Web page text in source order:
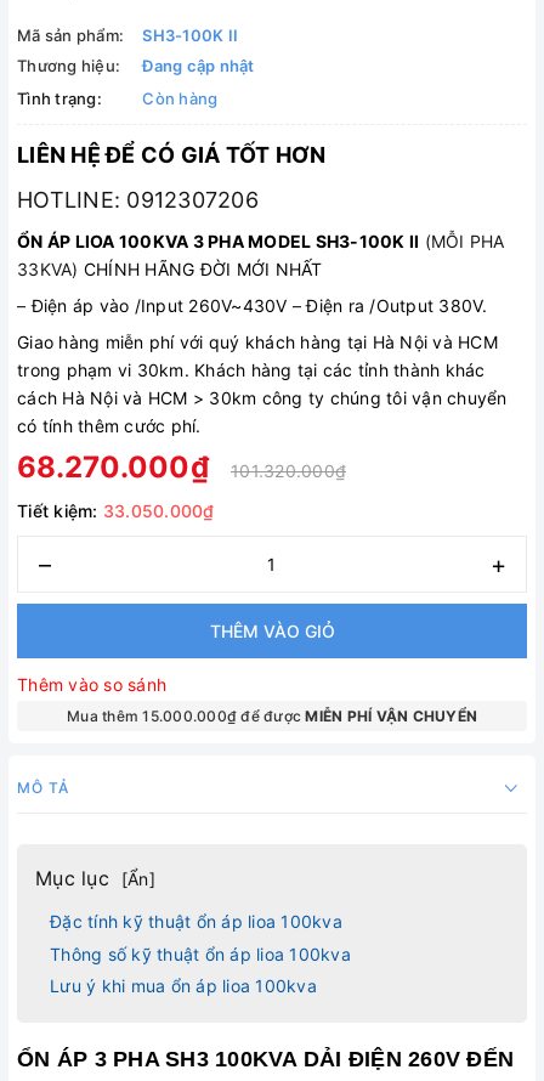
Mã sản phẩm:
SH3-100K II
Thương hiệu:
Đang cập nhật
Tình trạng:
Còn hàng
LIÊN HỆ ĐỂ CÓ GIÁ TỐT HƠN
HOTLINE: 0912307206
ỔN ÁP LIOA 100KVA 3 PHA MODEL SH3-100K II (MỖI PHA
33KVA) CHÍNH HÃNG ĐỜI MỚI NHẤT
–Điện áp vào /Input 260V~430V –Điện ra /Output 380V.
Giao hàng miễn phí với quý khách hàng tại Hà Nội và HCM
trong phạm vi 30km. Khách hàng tại các tỉnh thành khác
cách Hà Nội và HCM > 30km công ty chúng tôi vận chuyển
có tính thêm cước phí.
68.270.000₫
101.320.000₫
Tiết kiệm: 33.050.000₫
– +
THÊM VÀO GIỎ
Thêm vào so sánh
Mua thêm 15.000.000₫ để đượcMIỄN PHÍ VẬN CHUYỂN
MÔ TẢ
Mục lục [Ẩn]
Đặc tính kỹ thuật ổn áp lioa 100kva
Thông số kỹ thuật ổn áp lioa 100kva
Lưu ý khi mua ổn áp lioa 100kva
ỔN ÁP 3 PHA SH3 100KVA DẢI ĐIỆN 260V ĐẾN